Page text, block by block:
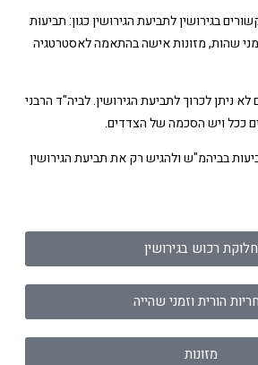
בגירושין לתביעת הגירושין כגון: תביעות
שהות, מזונות אישה בהתאמה לאסטרטגיה
ניתן לכרוך לתביעת הגירושין. לביה"ד הרבני
ככל ויש הסכמה של הצדדים.
בביהמ"ש ולהגיש רק את תביעת הגירושין
חלוקת רכוש בגירושין
הורית וזמני שהייה
מזונות